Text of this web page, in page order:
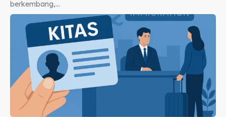
berkembang,...